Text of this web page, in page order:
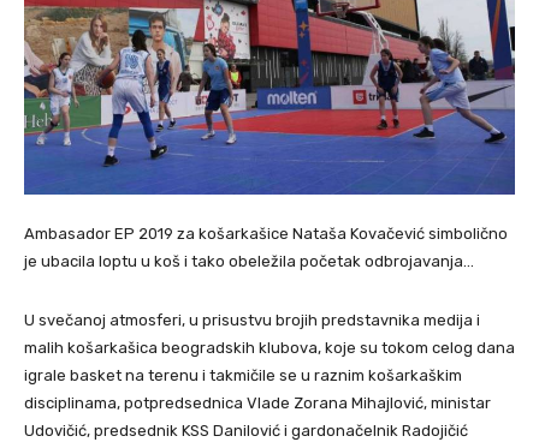
Ambasador EP 2019 za košarkašice Nataša Kovačević simbolično
je ubacila loptu u koš i tako obeležila početak odbrojavanja…
U svečanoj atmosferi, u prisustvu brojih predstavnika medija i
malih košarkašica beogradskih klubova, koje su tokom celog dana
igrale basket na terenu i takmičile se u raznim košarkaškim
disciplinama, potpredsednica Vlade Zorana Mihajlović, ministar
Udovičić, predsednik KSS Danilović i gardonačelnik Radojičić